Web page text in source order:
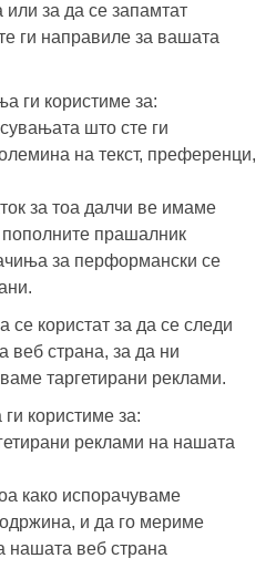
за да се запамтат
ги направиле за вашата
ги користиме за:
што сте ги
на текст, преференци,
за тоа далчи ве имаме
прашалник
за перформански се
се користат за да се следи
веб страна, за да ни
таргетирани реклами.
користиме за:
реклами на нашата
како испорачуваме
и да го мериме
нашата веб страна